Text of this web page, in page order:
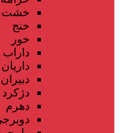
خشت
خنج
خور
داراب
داریان
دبیران
دژکرد
دهرم